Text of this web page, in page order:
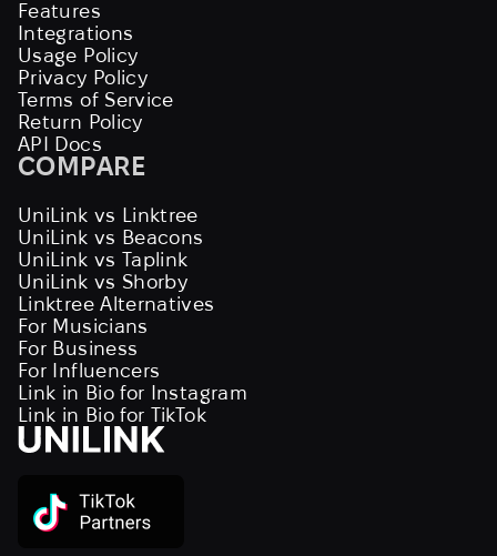
Features
Integrations
Usage Policy
Privacy Policy
Terms of Service
Return Policy
API Docs
COMPARE
UniLink vs Linktree
UniLink vs Beacons
UniLink vs Taplink
UniLink vs Shorby
Linktree Alternatives
For Musicians
For Business
For Influencers
Link in Bio for Instagram
Link in Bio for TikTok